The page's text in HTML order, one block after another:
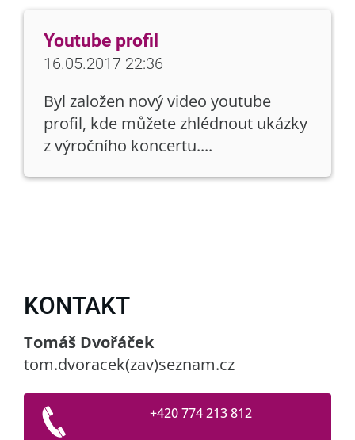
Youtube profil
16.05.2017 22:36
Byl založen nový video youtube
profil, kde můžete zhlédnout ukázky
z výročního koncertu....
KONTAKT
Tomáš Dvořáček
tom.dvoracek(zav)seznam.cz
+420 774 213 812